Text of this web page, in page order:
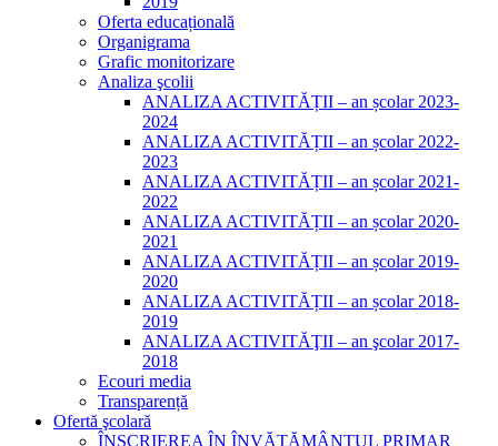
Oferta educațională
Organigrama
Grafic monitorizare
Analiza şcolii
ANALIZA ACTIVITĂȚII – an școlar 2023-
2024
ANALIZA ACTIVITĂȚII – an școlar 2022-
2023
ANALIZA ACTIVITĂȚII – an școlar 2021-
2022
ANALIZA ACTIVITĂȚII – an școlar 2020-
2021
ANALIZA ACTIVITĂȚII – an școlar 2019-
2020
ANALIZA ACTIVITĂȚII – an școlar 2018-
2019
ANALIZA ACTIVITĂŢII – an şcolar 2017-
2018
Ecouri media
Transparență
Ofertă şcolară
ÎNSCRIEREA ÎN ÎNVĂȚĂMÂNTUL PRIMAR